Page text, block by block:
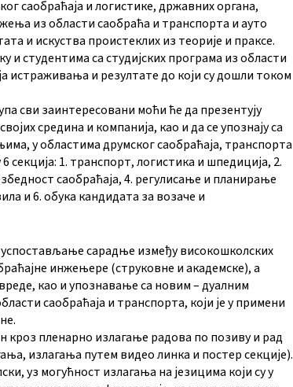
саобраћаја и логистике, државних органа,
из области саобраћа и транспорта и ауто
и искуства проистеклих из теорије и праксе.
и студентима са студијских програма из области
истраживања и резултате до који су дошли током
сви заинтересовани моћи ће да презентују
средина и компанија, као и да се упознају са
у областима друмског саобраћаја, транспорта
секција: 1. транспорт, логистика и шпедиција, 2.
саобраћаја, 4. регулисање и планирање
и 6. обука кандидата за возаче и
успостављање сарадње између високошколских
инжењере (струковне и академске), а
као и упознавање са новим – дуалним
саобраћаја и транспорта, који је у примени
кроз пленарно излагање радова по позиву и рад
излагања путем видео линка и постер секције).
уз могућност излагања на језицима који су у